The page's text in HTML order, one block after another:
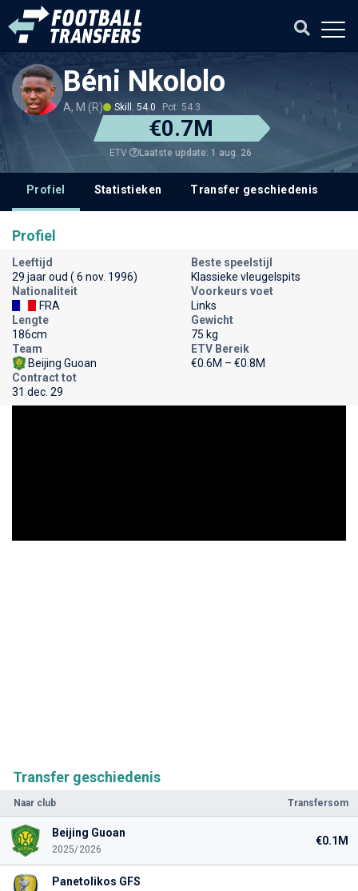
Béni Nkololo
A, M (R) Skill: 54.0 Pot: 54.3
€0.7M
ETV Laatste update: 1 aug. 26
Profiel Statistieken Transfer geschiedenis
Transfer geschiedenis
Naar club Transfersom
Beijing Guoan
2025/2026
€0.1M
Panetolikos GFS
Profiel
Leeftijd
29 jaar oud ( 6 nov. 1996)
Beste speelstijl
Klassieke vleugelspits
Nationaliteit
FRA
Voorkeurs voet
Links
Lengte
186cm
Gewicht
75 kg
Team
Beijing Guoan
ETV Bereik
€0.6M – €0.8M
Contract tot
31 dec. 29